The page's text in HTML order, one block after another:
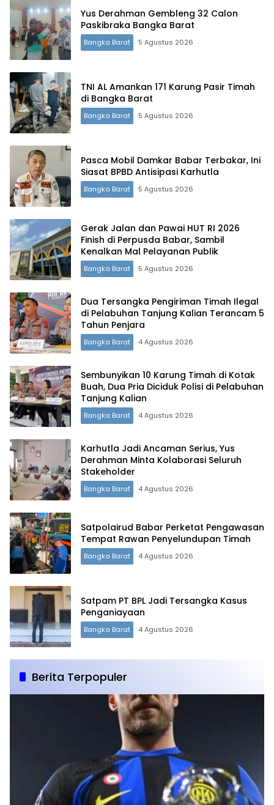
Yus Derahman Gembleng 32 Calon
Paskibraka Bangka Barat
Bangka Barat 5 Agustus 2026
TNI AL Amankan 171 Karung Pasir Timah
di Bangka Barat
Bangka Barat 5 Agustus 2026
Pasca Mobil Damkar Babar Terbakar, Ini
Siasat BPBD Antisipasi Karhutla
Bangka Barat 5 Agustus 2026
Gerak Jalan dan Pawai HUT RI 2026
Finish di Perpusda Babar, Sambil
Kenalkan Mal Pelayanan Publik
Bangka Barat 5 Agustus 2026
Dua Tersangka Pengiriman Timah Ilegal
di Pelabuhan Tanjung Kalian Terancam 5
Tahun Penjara
Bangka Barat 4 Agustus 2026
Sembunyikan 10 Karung Timah di Kotak
Buah, Dua Pria Diciduk Polisi di Pelabuhan
Tanjung Kalian
Bangka Barat 4 Agustus 2026
Karhutla Jadi Ancaman Serius, Yus
Derahman Minta Kolaborasi Seluruh
Stakeholder
Bangka Barat 4 Agustus 2026
Satpolairud Babar Perketat Pengawasan
Tempat Rawan Penyelundupan Timah
Bangka Barat 4 Agustus 2026
Satpam PT BPL Jadi Tersangka Kasus
Penganiayaan
Bangka Barat 4 Agustus 2026
Berita Terpopuler